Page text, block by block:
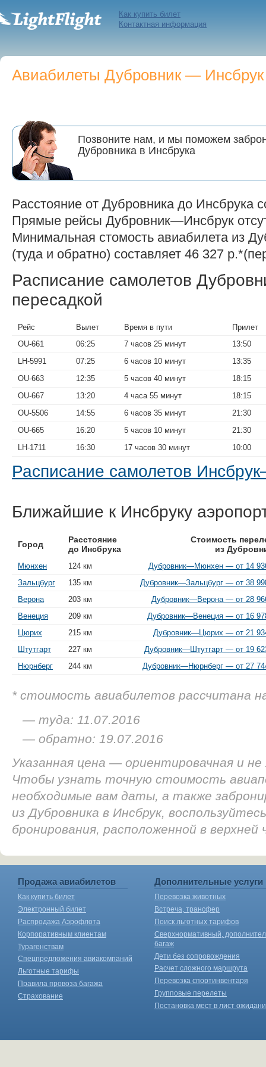
Как купить билет
Контактная информация
Авиабилеты Дубровник — Инсбрук
Позвоните нам, и мы поможем
Дубровника в Инсбрука
Расстояние от Дубровника до Инсбрука
Прямые рейсы Дубровник—Инсбрук
Минимальная стомость авиабилета из
(туда и обратно) составляет 46 327
Расписание самолетов
пересадкой
Рейс Вылет Время в пути
Прилет
OU-661
06:25 7 часов 25 минут
13:50
LH-5991
07:25 6 часов 10 минут
13:35
OU-663
12:35 5 часов 40 минут
18:15
OU-667
13:20 4 часа 55 минут
18:15
OU-5506
14:55 6 часов 35 минут
21:30
OU-665
16:20 5 часов 10 минут
21:30
LH-1711
16:30 17 часов 30 минут 10:00
Расписание самолетов
Ближайшие к Инсбруку
Город
Расстояние
до Инсбрука
Стоимость
из
Мюнхен 124 км
Дубровник—Мюнхен — от 14
Зальцбург
135 км
Дубровник—Зальцбург — от 38
Верона
203 км
Дубровник—Верона — от 28
Венеция
209 км
Дубровник—Венеция — от 16
Цюрих
215 км
Дубровник—Цюрих — от 21
Штутгарт
227 км
Дубровник—Штутгарт — от 19
Нюрнберг
244 км Дубровник—Нюрнберг — от 27
* стоимость авиабилетов рассчитана
— туда: 11.07.2016
— обратно: 19.07.2016
Указанная цена — ориентировачная и
Чтобы узнать точную стоимость
необходимые вам даты, а также
из Дубровника в Инсбрук,
бронирования, расположенной в
Продажа авиабилетов
Как купить билет
Электронный билет
Распродажа Аэрофлота
Корпоративным клиентам
Турагенствам
Спецпредложения авиакомпаний
Льготные тарифы
Правила провоза багажа
Страхование
Дополнительные услуги
Перевозка животных
Встреча, трансфер
Поиск льготных тарифов
Сверхнормативный,
багаж
Дети без сопровождения
Расчет сложного маршрута
Перевозка спортинвентаря
Групповые перелеты
Постановка мест в лист